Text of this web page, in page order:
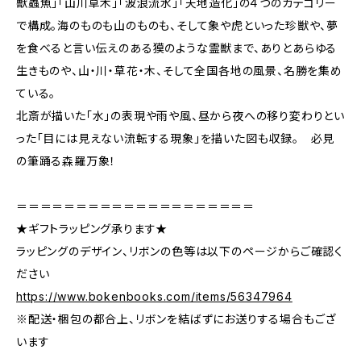
獣蟲魚」「山川草木」「波浪流水」「天地造化」の４つのカテゴリー
で構成。海のものも山のものも、そして象や虎といった珍獣や、夢
を食べると言い伝えのある獏のような霊獣まで、ありとあらゆる
生きものや、山・川・草花・木、そして全国各地の風景、名勝を集め
ている。
北斎が描いた「水」の表現や雨や風、昼から夜への移り変わりとい
った「目には見えない流転する現象」を描いた図も収録。 必見
の筆踊る森羅万象！
＝＝＝＝＝＝＝＝＝＝＝＝＝＝＝＝＝＝＝＝
★ギフトラッピング承ります★
ラッピングのデザイン、リボンの色等は以下のページからご確認く
ださい
https://www.bokenbooks.com/items/56347964
※配送・梱包の都合上、リボンを結ばずにお送りする場合もござ
います